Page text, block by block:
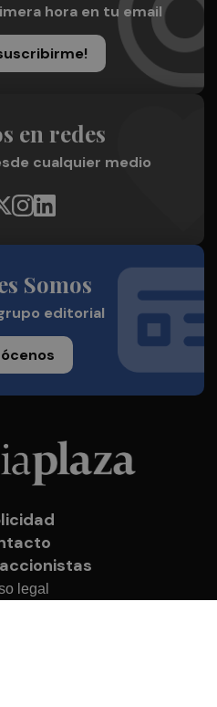
hora en tu email
en redes
cualquier medio
Somos
editorial
legal